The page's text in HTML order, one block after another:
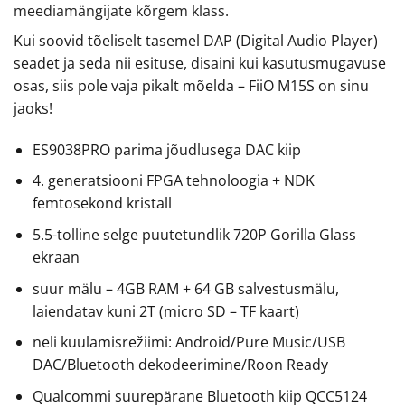
meediamängijate kõrgem klass.
Kui soovid tõeliselt tasemel DAP (Digital Audio Player)
seadet ja seda nii esituse, disaini kui kasutusmugavuse
osas, siis pole vaja pikalt mõelda – FiiO M15S on sinu
jaoks!
ES9038PRO parima jõudlusega DAC kiip
4. generatsiooni FPGA tehnoloogia + NDK
femtosekond kristall
5.5-tolline selge puutetundlik 720P Gorilla Glass
ekraan
suur mälu – 4GB RAM + 64 GB salvestusmälu,
laiendatav kuni 2T (micro SD – TF kaart)
neli kuulamisrežiimi: Android/Pure Music/USB
DAC/Bluetooth dekodeerimine/Roon Ready
Qualcommi suurepärane Bluetooth kiip QCC5124